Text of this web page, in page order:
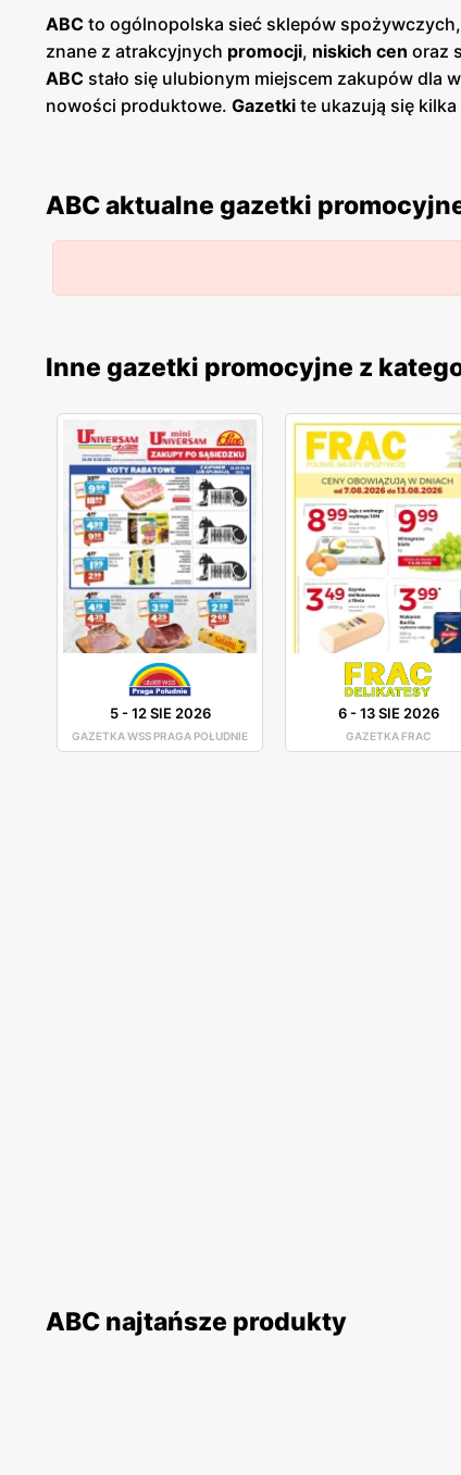
ABC to ogólnopolska sieć sklepów
znane z atrakcyjnych promocji, niskich cen oraz
ABC stało się ulubionym miejscem zakupów dla
nowości produktowe. Gazetki te ukazują się
Dostępne są one zarówno w formie papierowej
wysoką jakość oferowanych artykułów. W ofercie
drobne AGD. Klienci mogą liczyć na częste
na transparentność cen oraz przejrzyste zasady
Regularnegazetki promocyjne,niskie cenyoraz
ABC aktualne gazetki
Inne gazetki promocyjne z
5-12 SIE 2026
GAZETKA WSS PRAGA POŁUDNIE
6-13 SIE 2026
GAZETKA FRAC
ABC najtańsze produkty